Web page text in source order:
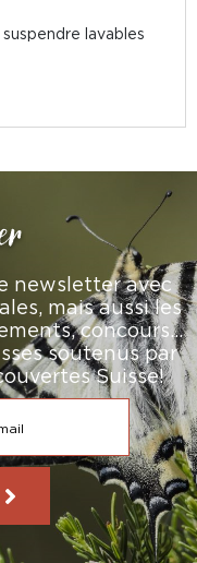
lavables
newsletter avec
mais aussi les
concours…
soutenus par
Suisse!